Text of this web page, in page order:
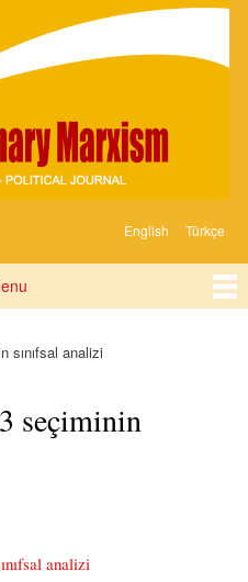
English Türkçe
sınıfsal analizi
seçiminin
analizi